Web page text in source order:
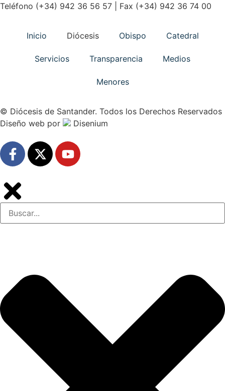
Teléfono (+34) 942 36 56 57 | Fax (+34) 942 36 74 00
Inicio Diócesis Obispo Catedral
Servicios Transparencia Medios
Menores
© Diócesis de Santander. Todos los Derechos Reservados
Diseño web por Disenium